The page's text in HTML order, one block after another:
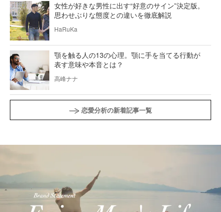
女性が好きな男性に出す“好意のサイン”決定版。
思わせぶりな態度との違いを徹底解説
HaRuKa
顎を触る人の13の心理。顎に手を当てる行動が
表す意味や本音とは？
高峰ナナ
恋愛分析の新着記事一覧